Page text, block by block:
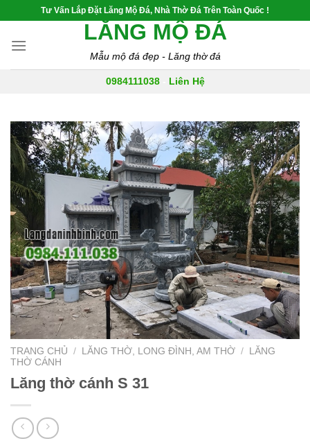
content
Tư Vấn Lắp Đặt Lăng Mộ Đá, Nhà Thờ Đá Trên Toàn Quốc !
LĂNG MỘ ĐÁ
Mẫu mộ đá đẹp - Lăng thờ đá
0984111038- Liên Hệ
TRANG CHỦ / LĂNG THỜ, LONG ĐÌNH, AM THỜ /
LĂNG
THỜ CÁNH
Lăng thờ cánh S 31